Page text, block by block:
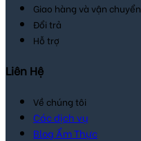
Giao hàng và vận chuyển
Đổi trả
Hỗ trợ
Liên Hệ
Về chúng tôi
Các dịch vụ
Blog Ẩm Thực